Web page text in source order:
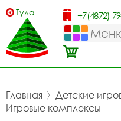
Тула +7(4872)
Главная 〉 Детские
Игровые комплексы